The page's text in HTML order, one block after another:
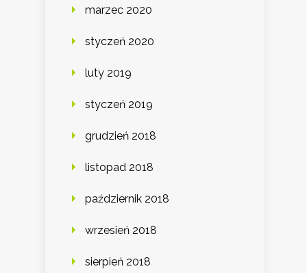
marzec 2020
styczeń 2020
luty 2019
styczeń 2019
grudzień 2018
listopad 2018
październik 2018
wrzesień 2018
sierpień 2018